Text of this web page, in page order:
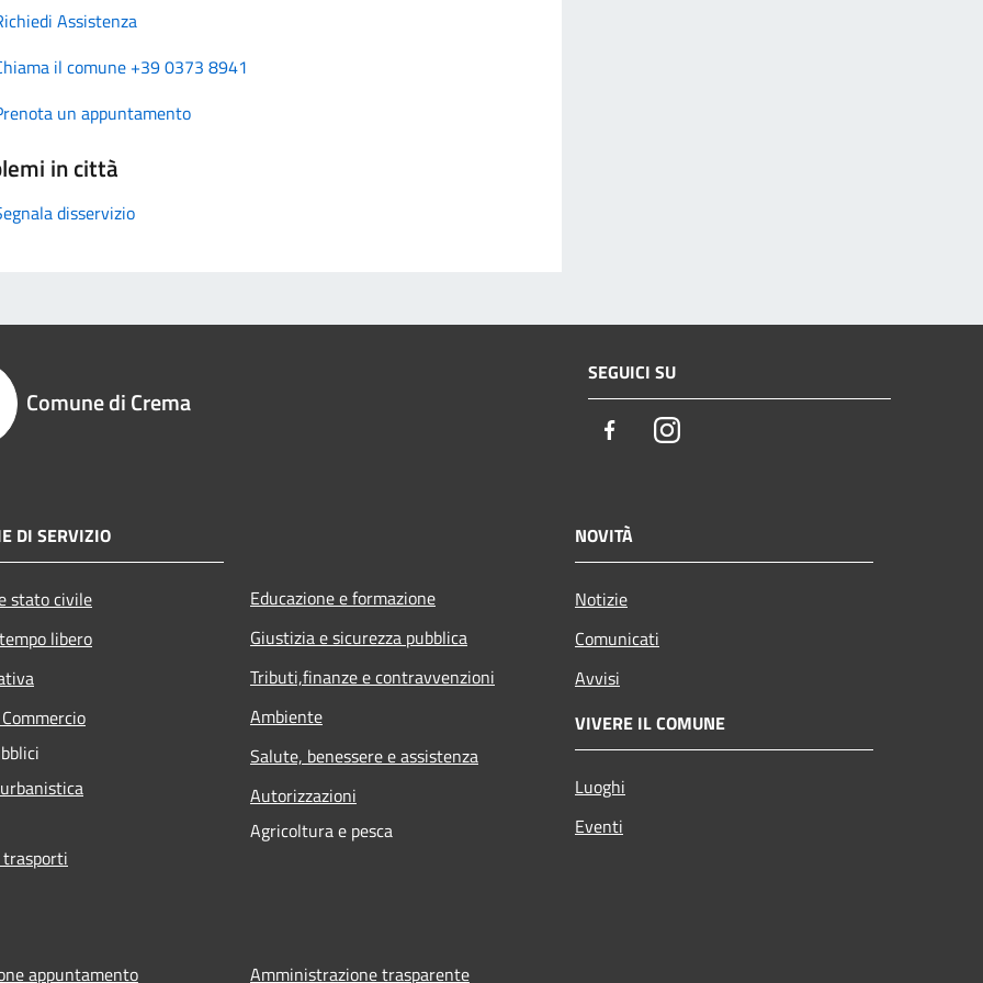
Assistenza
il comune +39 0373 8941
un appuntamento
in città
disservizio
Comune di Crema
SEGUICI SU
FacebookInstagram
DI SERVIZIO
stato civile
libero
Educazione e formazione
Giustizia e sicurezza pubblica
Tributi,finanze e contravvenzioni
Ambiente
Salute, benessere e assistenza
Autorizzazioni
Agricoltura e pesca
NOVITÀ
Notizie
Comunicati
Avvisi
VIVERE IL COMUNE
Luoghi
Eventi
appuntamento Amministrazione trasparente